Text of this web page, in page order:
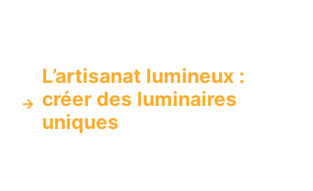
L’artisanat lumineux :
créer des luminaires
uniques